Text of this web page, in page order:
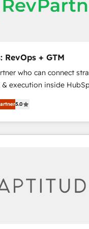
RevOps + GTM
who can connect
execution inside HubSpot.
most agencies fall
strategy with technical
with the right
world to hold Elite
RP: -
🛡️ - Pricing: Implementations
5.0